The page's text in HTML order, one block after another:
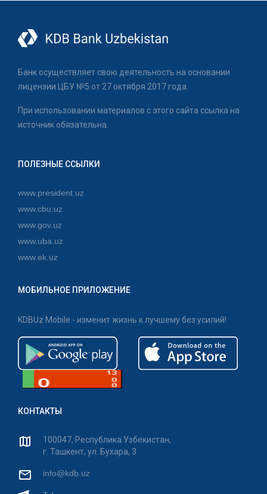
Банк осуществляет свою деятельность на основании
лицензии ЦБУ №5 от 27 октября 2017 года.
При использовании материалов с этого сайта ссылка на
источник обязательна.
ПОЛЕЗНЫЕ ССЫЛКИ
www.president.uz
www.cbu.uz
www.gov.uz
www.uba.uz
www.ek.uz
МОБИЛЬНОЕ ПРИЛОЖЕНИЕ
KDBUz Mobile - изменит жизнь к лучшему без усилий!
КОНТАКТЫ
100047, Республика Узбекистан,
г. Ташкент, ул. Бухара, 3
info@kdb.uz